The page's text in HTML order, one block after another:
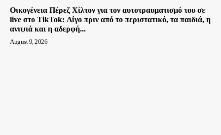
Οικογένεια Πέρεζ Χίλτον για τον αυτοτραυματισμό του σε
live στο TikTok: Λίγο πριν από το περιστατικό, τα παιδιά, η
ανιψιά και η αδερφή...
August 9, 2026